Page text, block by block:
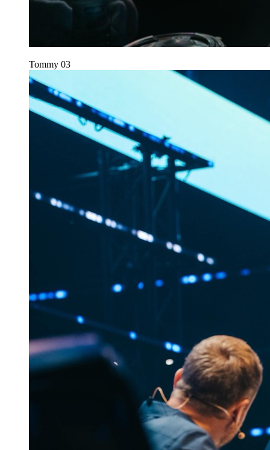
Tommy 03